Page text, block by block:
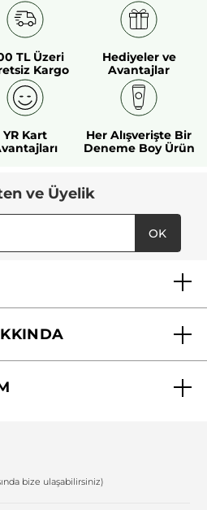
TL Üzeri
Kargo
Hediyeler ve
Avantajlar
YR Kart
Her Alışverişte Bir
Deneme Boy Ürün
ve Üyelik
OK
bize ulaşabilirsiniz)